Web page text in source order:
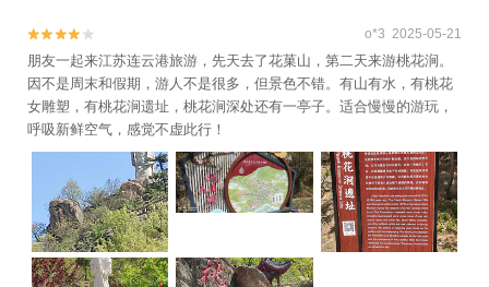

 o*3 2025-05-21
朋友一起来江苏连云港旅游，先天去了花菓山，第二天来游桃花涧。
因不是周末和假期，游人不是很多，但景色不错。有山有水，有桃花
女雕塑，有桃花涧遗址，桃花涧深处还有一亭子。适合慢慢的游玩，
呼吸新鲜空气，感觉不虚此行！